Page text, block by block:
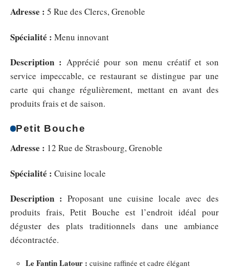
Adresse : 5 Rue des Clercs, Grenoble
Spécialité : Menu innovant
Description : Apprécié pour son menu créatif et son
service impeccable, ce restaurant se distingue par une
carte qui change régulièrement, mettant en avant des
produits frais et de saison.
Petit Bouche
Adresse : 12 Rue de Strasbourg, Grenoble
Spécialité : Cuisine locale
Description : Proposant une cuisine locale avec des
produits frais, Petit Bouche est l’endroit idéal pour
déguster des plats traditionnels dans une ambiance
décontractée.
Le Fantin Latour : cuisine raffinée et cadre élégant